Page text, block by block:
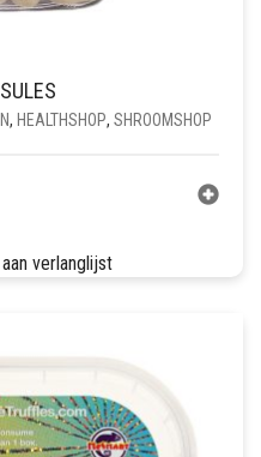
, HEALTHSHOP, SHROOMSHOP
verlanglijst